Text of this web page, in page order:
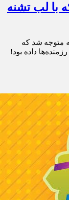
با لب تشنه
متوجه شد که
داده بود!